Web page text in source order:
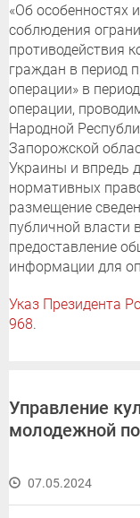
«Об особенностях
соблюдения
противодействия
граждан в период
операции» в
операции,
Народной
Запорожской
Украины и впредь
нормативных
размещение
публичной власти
предоставление
информации для
Указ Президента
968.
Управление
молодежной
07.05.2024